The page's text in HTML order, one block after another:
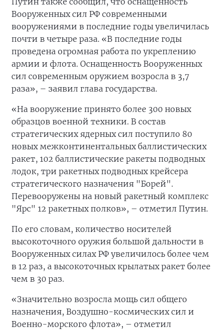
Вооруженных сил РФ современными
вооружениями в последние годы увеличилась
почти в четыре раза. «В последние годы
проведена огромная работа по укреплению
армии и флота. Оснащенность Вооруженных
сил современным оружием возросла в 3,7
раза», – заявил глава государства.
«На вооружение принято более 300 новых
образцов военной техники. В состав
стратегических ядерных сил поступило 80
новых межконтинентальных баллистических
ракет, 102 баллистические ракеты подводных
лодок, три ракетных подводных крейсера
стратегического назначения "Борей".
Перевооружены на новый ракетный комплекс
"Ярс" 12 ракетных полков», – отметил Путин.
По его словам, количество носителей
высокоточного оружия большой дальности в
Вооруженных силах РФ увеличилось более чем
в 12 раз, а высокоточных крылатых ракет более
чем в 30 раз.
«Значительно возросла мощь сил общего
назначения, Воздушно-космических сил и
Военно-морского флота», – отметил